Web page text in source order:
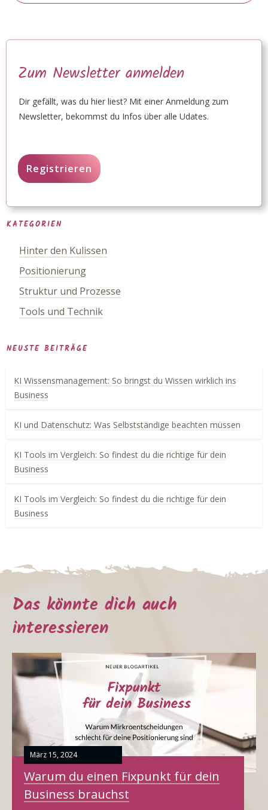
Zum Newsletter anmelden
Dir gefällt, was du hier liest? Mit einer Anmeldung zum
Newsletter, bekommst du Infos über alle Udates.
Registrieren
KATEGORIEN
Hinter den Kulissen
Positionierung
Struktur und Prozesse
Tools und Technik
NEUSTE BEITRÄGE
KI Wissensmanagement: So bringst du Wissen wirklich ins
Business
KI und Datenschutz: Was Selbstständige beachten müssen
KI Tools im Vergleich: So findest du die richtige für dein
Business
KI Tools im Vergleich: So findest du die richtige für dein
Business
Das könnte dich auch
interessieren
März 15, 2024
Warum du einen Fixpunkt für dein
Business brauchst